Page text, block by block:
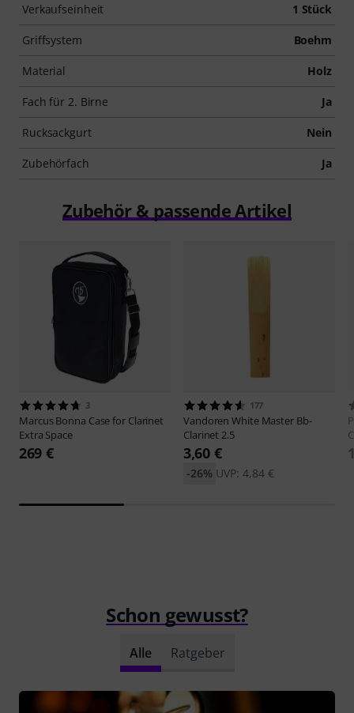
Verkaufseinheit 1 Stück
Griffsystem Boehm
Material Holz
Fach für 2. Birne Ja
Rucksackgurt Nein
Zubehörfach Ja
Zubehör & passende Artikel
3
Marcus Bonna Case for Clarinet
Extra Space
269 €
177
VandorenWhite Master Bb-
Clarinet 2.5
3,60 €
UVP: 4,84 €
-26%
Schon gewusst?
Alle Ratgeber